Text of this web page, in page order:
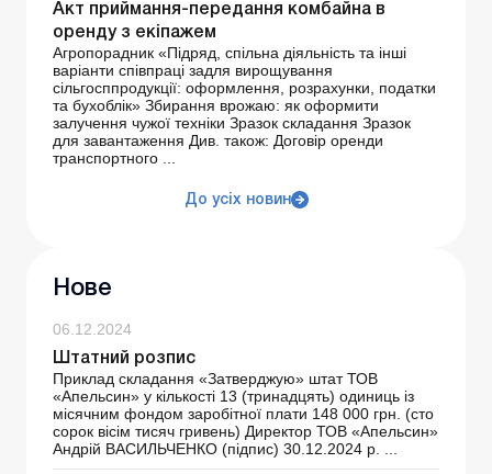
Акт приймання-передання комбайна в
оренду з екіпажем
Агропорадник «Підряд, спільна діяльність та інші
варіанти співпраці задля вирощування
сільгосппродукції: оформлення, розрахунки, податки
та бухоблік» Збирання врожаю: як оформити
залучення чужої техніки Зразок складання Зразок
для завантаження Див. також: Договір оренди
транспортного ...
До усіх новин
Нове
06.12.2024
Штатний розпис
Приклад складання «Затверджую» штат ТОВ
«Апельсин» у кількості 13 (тринадцять) одиниць із
місячним фондом заробітної плати 148 000 грн. (сто
сорок вісім тисяч гривень) Директор ТОВ «Апельсин»
Андрій ВАСИЛЬЧЕНКО (підпис) 30.12.2024 р. ...